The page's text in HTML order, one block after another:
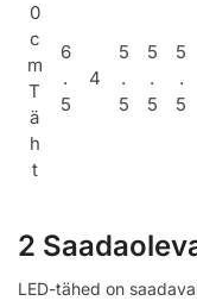
0
c
m
T
ä
h
t
6
.
5
4
5
.
5
5
.
5
5
.
5
2
LED-tähed on